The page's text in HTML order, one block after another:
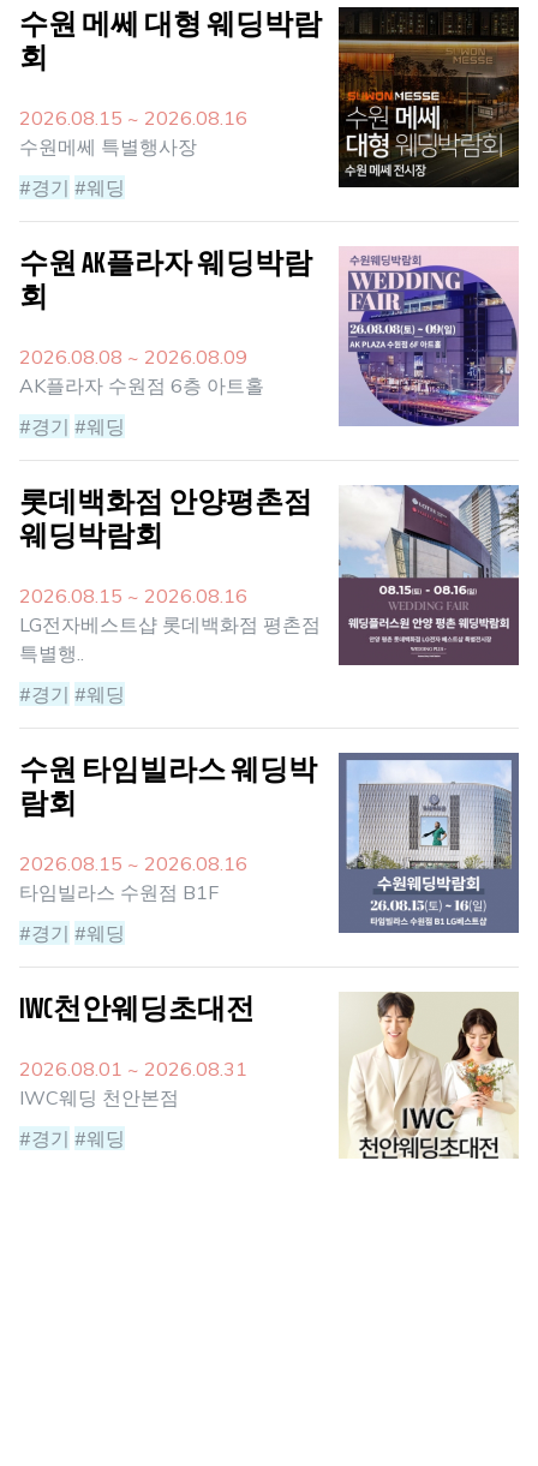
수원 메쎄 대형 웨딩박람
회
2026.08.15 ~ 2026.08.16
수원메쎄 특별행사장
#경기 #웨딩
수원 AK플라자 웨딩박람
회
2026.08.08 ~ 2026.08.09
AK플라자 수원점 6층 아트홀
#경기 #웨딩
롯데백화점 안양평촌점
웨딩박람회
2026.08.15 ~ 2026.08.16
LG전자베스트샵 롯데백화점 평촌점
특별행..
#경기 #웨딩
수원 타임빌라스 웨딩박
람회
2026.08.15 ~ 2026.08.16
타임빌라스 수원점 B1F
#경기 #웨딩
IWC천안웨딩초대전
2026.08.01 ~ 2026.08.31
IWC웨딩 천안본점
#경기 #웨딩